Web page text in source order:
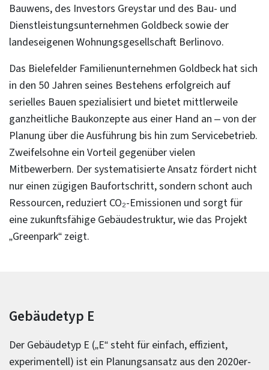
Bauwens, des Investors Greystar und des Bau- und
Dienstleistungsunternehmen Goldbeck sowie der
landeseigenen Wohnungsgesellschaft Berlinovo.
Das Bielefelder Familienunternehmen Goldbeck hat sich
in den 50 Jahren seines Bestehens erfolgreich auf
serielles Bauen spezialisiert und bietet mittlerweile
ganzheitliche Baukonzepte aus einer Hand an – von der
Planung über die Ausführung bis hin zum Servicebetrieb.
Zweifelsohne ein Vorteil gegenüber vielen
Mitbewerbern. Der systematisierte Ansatz fördert nicht
nur einen zügigen Baufortschritt, sondern schont auch
Ressourcen, reduziert CO₂-Emissionen und sorgt für
eine zukunftsfähige Gebäudestruktur, wie das Projekt
„Greenpark“ zeigt.
Gebäudetyp E
Der Gebäudetyp E („E“ steht für einfach, effizient,
experimentell) ist ein Planungsansatz aus den 2020er-